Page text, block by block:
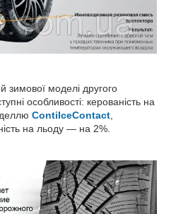
зимової моделі другого
особливості: керованість на
ContiIceContact,
на льоду — на 2%.